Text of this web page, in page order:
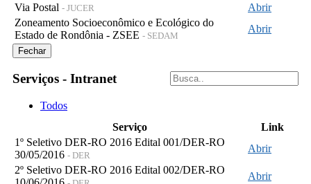
Via Postal - JUCER
Abrir
Zoneamento Socioeconômico e Ecológico do
Estado de Rondônia - ZSEE - SEDAM
Abrir
Fechar
Serviços - Intranet
Todos
Serviço
Link
1º Seletivo DER-RO 2016 Edital 001/DER-RO
30/05/2016 - DER
Abrir
2º Seletivo DER-RO 2016 Edital 002/DER-RO
Abrir